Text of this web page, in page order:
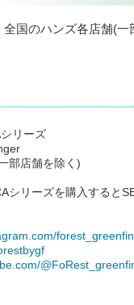
全国のハンズ各店舗(
リーズ
部店舗を除く)
シリーズを購入すると